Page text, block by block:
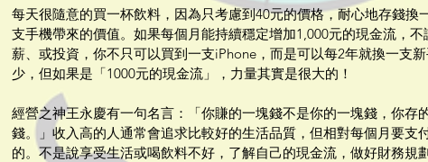
每天很隨意的買一杯飲料，因為只考慮到40元的價格，耐心地存錢換
支手機帶來的價值。如果每個月能持續穩定增加1,000元的現金流，
薪、或投資，你不只可以買到一支iPhone，而是可以每2年就換一支
少，但如果是「1000元的現金流」，力量其實是很大的！
經營之神王永慶有一句名言：「你賺的一塊錢不是你的一塊錢，你存
錢。」收入高的人通常會追求比較好的生活品質，但相對每個月要支
的。不是說享受生活或喝飲料不好，了解自己的現金流，做好財務規